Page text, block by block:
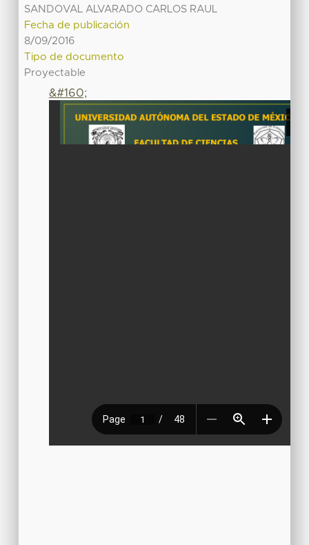
SANDOVAL ALVARADO CARLOS RAUL
Fecha de publicación
8/09/2016
Tipo de documento
Proyectable
&#160;